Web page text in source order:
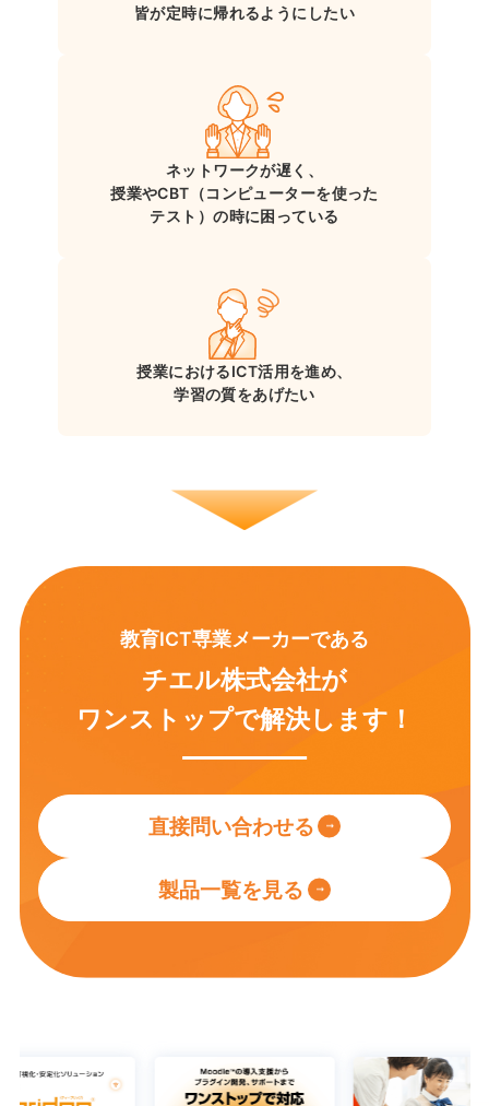
皆が定時に帰れるようにしたい
ネットワークが遅く、
授業やCBT （コンピューターを使った
テスト）の時に困っている
授業におけるICT活用を進め、
学習の質をあげたい
教育ICT専業メーカーである
チエル株式会社が
ワンストップで解決します！
直接問い合わせる
製品一覧を見る